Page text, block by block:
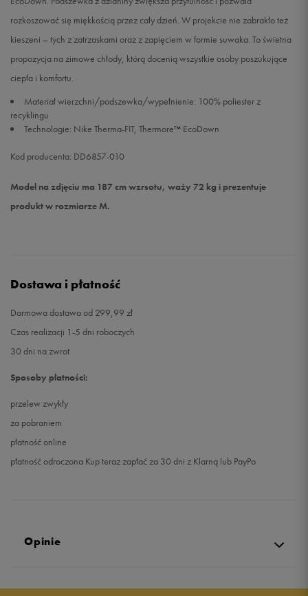
rozkoszować się miękkością przez cały dzień. W projekcie nie zabrakło też
kieszeni – tych z zatrzaskami oraz z zapięciem w formie suwaka. To świetna
propozycja na zimowe chłody, którą docenią wszystkie osoby poszukujące
ciepła i komfortu.
Materiał wierzchni/podszewka/wypełnienie: 100% poliester z
recyklingu
Technologie: Nike Therma-FIT, Thermore™ EcoDown
Kod producenta: DD6857-010
Model na zdjęciu ma 187 cm wzrsotu, waży 72 kg i prezentuje
produkt w rozmiarze M.
Dostawa i płatność
Darmowa dostawa od 299,99 zł
Czas realizacji 1-5 dni roboczych
30 dni na zwrot
Sposoby płatności:
przelew zwykły
za pobraniem
płatność online
płatność odroczona Kup teraz zapłać za 30 dni z Klarną lub PayPo
Opinie
4.9